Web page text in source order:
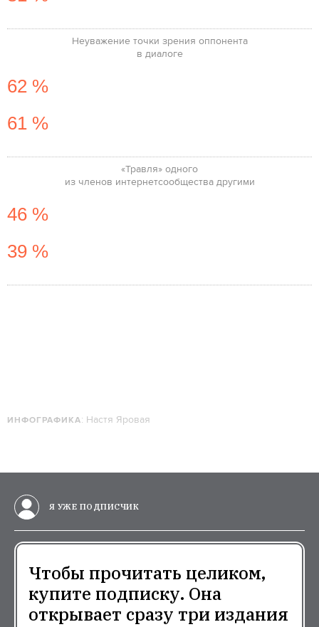
Неуважение точки зрения оппонента
в диалоге
62 %
61 %
«Травля» одного
из членов интернет­сообщества другими
46 %
39 %
ИНФОГРАФИКА: Настя Яровая
Я УЖЕ ПОДПИСЧИК
Чтобы прочитать целиком,
купите подписку. Она
открывает сразу три издания